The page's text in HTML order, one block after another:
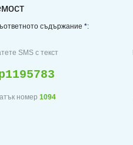
съдържание *:
SMS с текст
номер 1094